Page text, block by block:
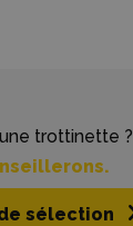
trottinette ?
sélection